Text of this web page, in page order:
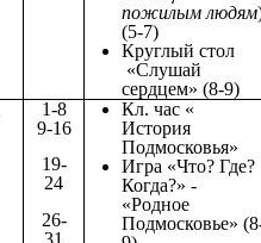
пожилым людям
(5-7)
Круглый стол
«Слушай
сердцем» (8-9)
1-8
9-16
19-
24
26-
31
Кл. час «
История
Подмосковья»
Игра «Что? Где?
Когда?» -
«Родное
Подмосковье»